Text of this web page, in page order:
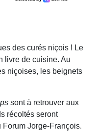
des curés niçois ! Le
livre de cuisine. Au
niçoises, les beignets
sont à retrouver aux
récoltés seront
Jorge-François.